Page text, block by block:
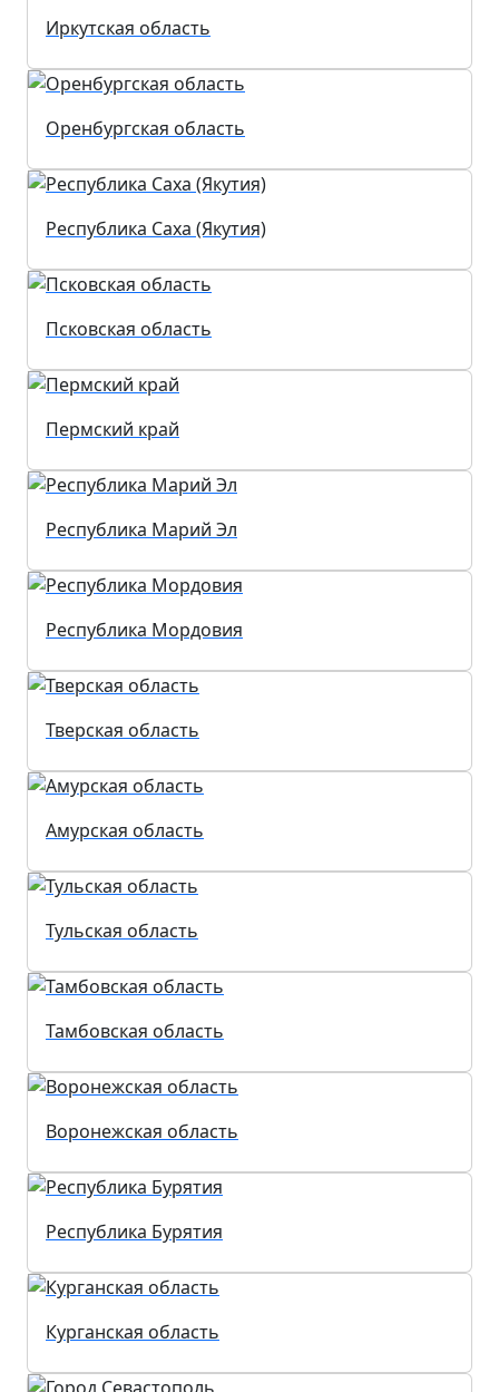
Иркутская область
Оренбургская область
Республика Саха (Якутия)
Псковская область
Пермский край
Республика Марий Эл
Республика Мордовия
Тверская область
Амурская область
Тульская область
Тамбовская область
Воронежская область
Республика Бурятия
Курганская область